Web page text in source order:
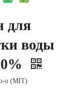
для
воды
о (MIT)